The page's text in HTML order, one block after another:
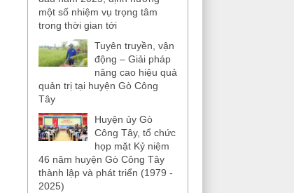
một số nhiệm vụ trọng tâm
trong thời gian tới
Tuyên truyền, vận
động – Giải pháp
nâng cao hiệu quả
quản trị tại huyện Gò Công
Tây
Huyện ủy Gò
Công Tây, tổ chức
họp mặt Kỷ niệm
46 năm huyện Gò Công Tây
thành lập và phát triển (1979 -
2025)